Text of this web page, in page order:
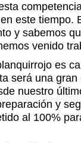
este tiempo.
y sabemos
venido
es
será una
nuestro
y
al 100%